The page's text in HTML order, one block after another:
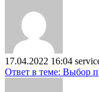
17.04.2022 16:04
Ответ в теме: Выбор